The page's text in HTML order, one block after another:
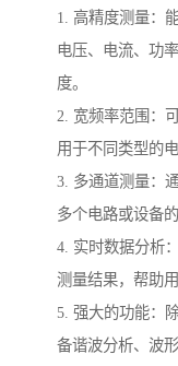
1. 高精度测量：
电压、电流、功
度。
2. 宽频率范围：
用于不同类型的
3. 多通道测量：
多个电路或设备
4. 实时数据分析
测量结果，帮助
5. 强大的功能：
备谐波分析、波